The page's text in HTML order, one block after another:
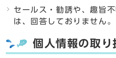
セールス・勧誘や、趣旨
は、回答しておりません。
個人情報の取り